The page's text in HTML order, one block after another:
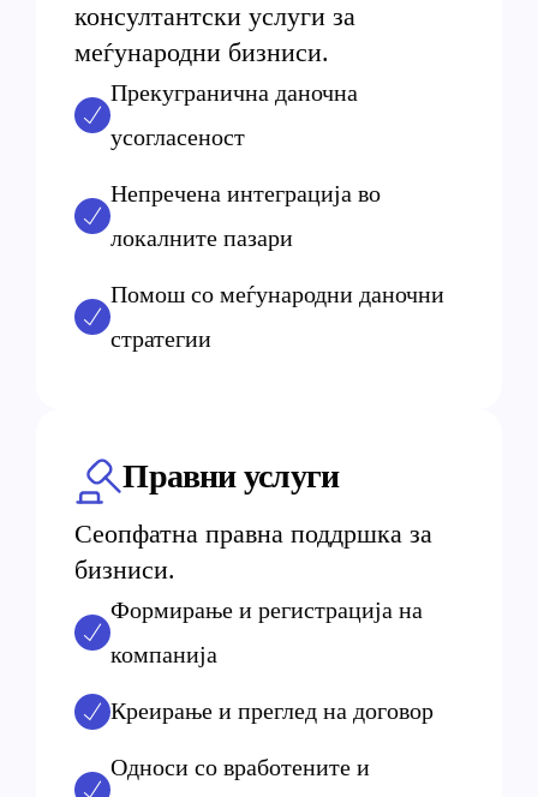
консултантски услуги за
меѓународни бизниси.
Прекугранична даночна
усогласеност
Непречена интеграција во
локалните пазари
Помош со меѓународни даночни
стратегии
Правни услуги
Сеопфатна правна поддршка за
бизниси.
Формирање и регистрација на
компанија
Креирање и преглед на договор
Односи со вработените и